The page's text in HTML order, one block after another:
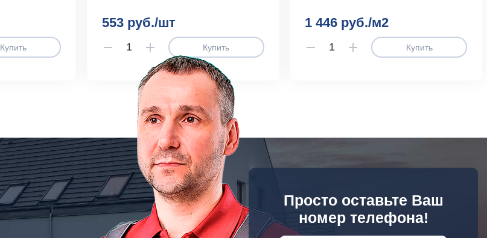
Купить
553 руб./шт
Купить
1 446 руб./м2
Купить
Просто оставьте Ваш
номер телефона!